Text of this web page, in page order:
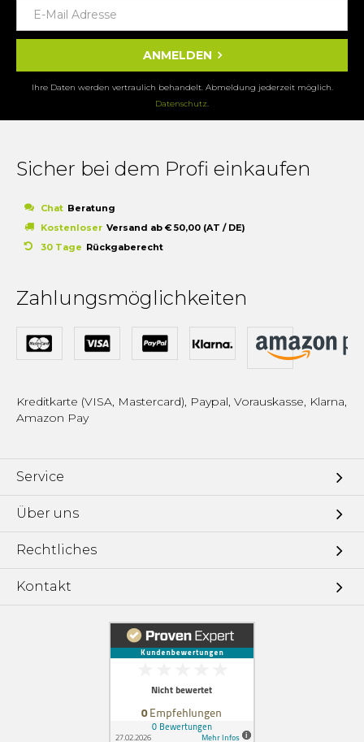
ANMELDEN
Ihre Daten werden vertraulich behandelt. Abmeldung jederzeit möglich.
Datenschutz.
Sicher bei dem Profi einkaufen
Chat Beratung
Kostenloser Versand ab € 50,00 (AT / DE)
30 Tage Rückgaberecht
Zahlungsmöglichkeiten
Kreditkarte (VISA, Mastercard), Paypal, Vorauskasse, Klarna,
Amazon Pay
Service
Über uns
Rechtliches
Kontakt